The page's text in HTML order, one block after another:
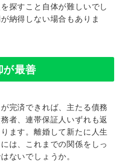
探すこと自体が難しいでし
納得しない場合もありま
が最善
完済できれば、主たる債務
者、連帯保証人いずれも返
ます。離婚して新たに人生
は、これまでの関係をしっ
ないでしょうか。